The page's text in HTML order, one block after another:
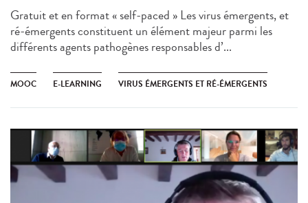
Gratuit et en format « self-paced » Les virus émergents, et
ré-émergents constituent un élément majeur parmi les
différents agents pathogènes responsables d’...
MOOC E-LEARNING VIRUS ÉMERGENTS ET RÉ-ÉMERGENTS